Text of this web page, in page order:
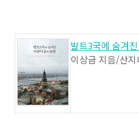
발트3국에 숨겨
이상금 지음/산지